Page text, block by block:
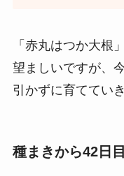
「赤丸はつか大根
望ましいですが、
引かずに育てていき
種まきから42日